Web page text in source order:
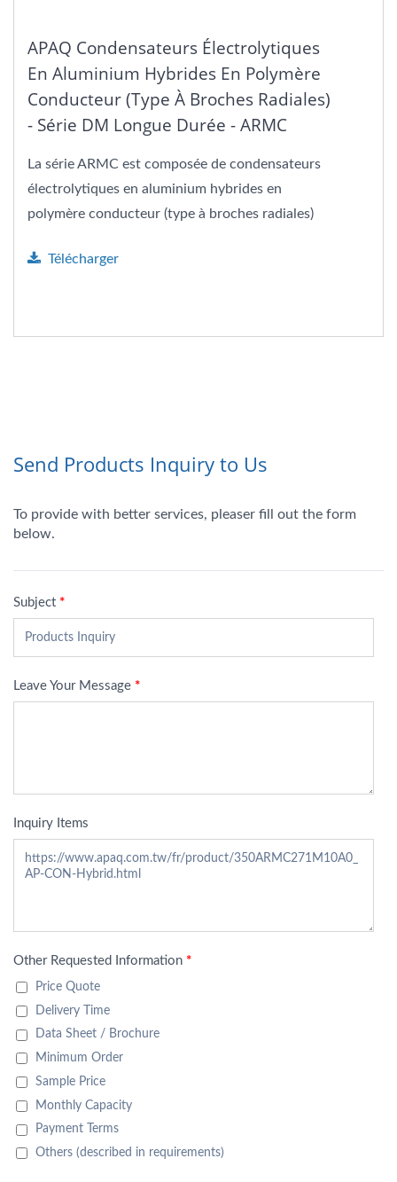
APAQ Condensateurs Électrolytiques
En Aluminium Hybrides En Polymère
Conducteur (type À Broches Radiales)
- Série DM Longue Durée - ARMC
La série ARMC est composée de condensateurs
électrolytiques en aluminium hybrides en
polymère conducteur (type à broches radiales)
Télécharger